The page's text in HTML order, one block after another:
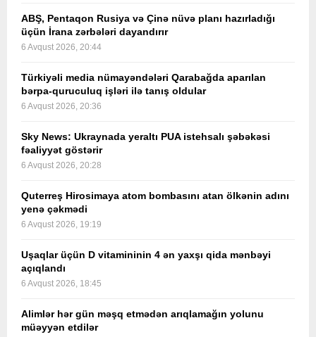
ABŞ, Pentaqon Rusiya və Çinə nüvə planı hazırladığı
üçün İrana zərbələri dayandırır
6 Avqust 2026, 20:44
Türkiyəli media nümayəndələri Qarabağda aparılan
bərpa-quruculuq işləri ilə tanış oldular
6 Avqust 2026, 20:36
Sky News: Ukraynada yeraltı PUA istehsalı şəbəkəsi
fəaliyyət göstərir
6 Avqust 2026, 20:28
Quterreş Hirosimaya atom bombasını atan ölkənin adını
yenə çəkmədi
6 Avqust 2026, 19:19
Uşaqlar üçün D vitamininin 4 ən yaxşı qida mənbəyi
açıqlandı
6 Avqust 2026, 18:45
Alimlər hər gün məşq etmədən arıqlamağın yolunu
müəyyən etdilər